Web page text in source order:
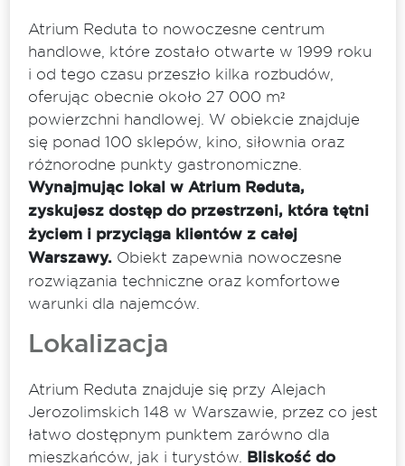
Atrium Reduta to nowoczesne centrum
handlowe, które zostało otwarte w 1999 roku
i od tego czasu przeszło kilka rozbudów,
oferując obecnie około 27 000 m²
powierzchni handlowej. W obiekcie znajduje
się ponad 100 sklepów, kino, siłownia oraz
różnorodne punkty gastronomiczne.
Wynajmując lokal w Atrium Reduta,
zyskujesz dostęp do przestrzeni, która tętni
życiem i przyciąga klientów z całej
Warszawy.Obiekt zapewnia nowoczesne
rozwiązania techniczne oraz komfortowe
warunki dla najemców.
Lokalizacja
Atrium Reduta znajduje się przy Alejach
Jerozolimskich 148 w Warszawie, przez co jest
łatwo dostępnym punktem zarówno dla
mieszkańców, jak i turystów. Bliskość do